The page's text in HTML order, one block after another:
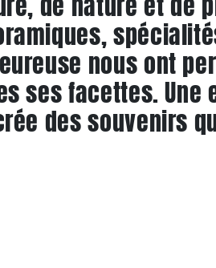
nous ont
ses facettes. Une
des souvenirs